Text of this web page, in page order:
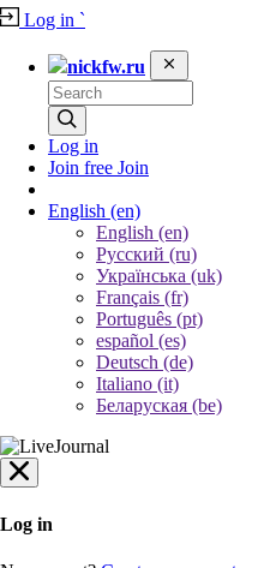
Log in `
nickfw.ru
Log in
Join free Join
English (en)
English (en)
Русский (ru)
Українська (uk)
Français (fr)
Português (pt)
español (es)
Deutsch (de)
Italiano (it)
Беларуская (be)
Log in